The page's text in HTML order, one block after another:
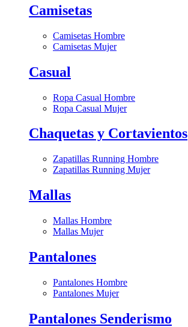
Camisetas
Camisetas Hombre
Camisetas Mujer
Casual
Ropa Casual Hombre
Ropa Casual Mujer
Chaquetas y Cortavientos
Zapatillas Running Hombre
Zapatillas Running Mujer
Mallas
Mallas Hombre
Mallas Mujer
Pantalones
Pantalones Hombre
Pantalones Mujer
Pantalones Senderismo